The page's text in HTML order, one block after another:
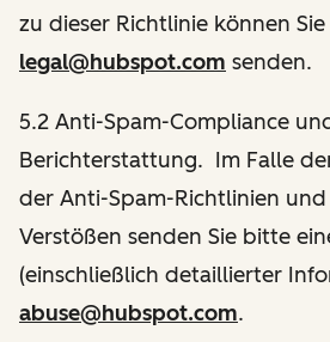
zu dieser Richtlinie können
legal@hubspot.com senden.
5.2 Anti-Spam-Compliance
Berichterstattung. Im Falle
der Anti-Spam-Richtlinien
Verstößen senden Sie bitte
(einschließlich detaillierter
abuse@hubspot.com.